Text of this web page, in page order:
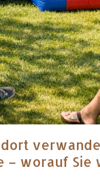
– worauf Sie